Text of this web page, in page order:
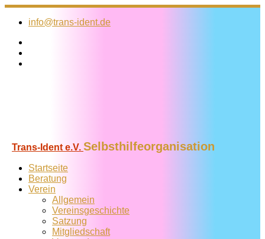
Zum
Inhalt
info@trans-ident.de
Trans-Ident e.V. Selbsthilfeorganisation
Startseite
Beratung
Verein
Allgemein
Vereins­geschichte
Satzung
Mitglied­schaft